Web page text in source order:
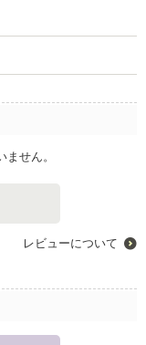
せん。
レビューについて